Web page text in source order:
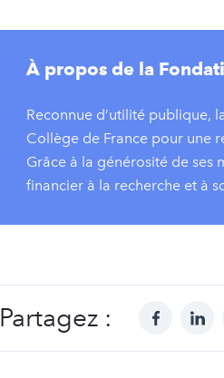
À propos de la
Reconnue d’utilité publique,
Collège de France pour une
Grâce à la générosité de ses
financier à la recherche et à
Partagez : facebook